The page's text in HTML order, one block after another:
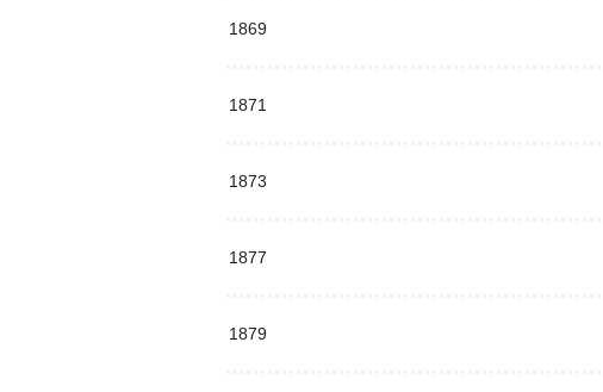
1869
1871
1873
1877
1879